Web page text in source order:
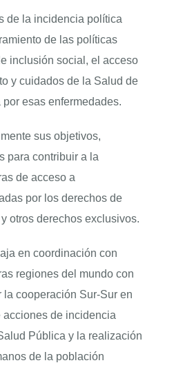
de la incidencia política
de las políticas
inclusión social, el acceso
y cuidados de la Salud de
esas enfermedades.
sus objetivos,
para contribuir a la
de acceso a
por los derechos de
otros derechos exclusivos.
en coordinación con
regiones del mundo con
cooperación Sur-Sur en
acciones de incidencia
Pública y la realización
de la población